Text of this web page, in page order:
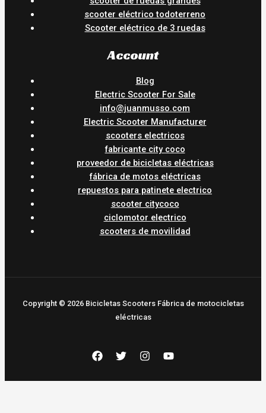
scooter eléctrico todoterreno
Scooter eléctrico de 3 ruedas
Account
Blog
Electric Scooter For Sale
info@juanmusso.com
Electric Scooter Manufacturer
scooters electricos
fabricante city coco
proveedor de bicicletas eléctricas
fábrica de motos eléctricas
repuestos para patinete electrico
scooter citycoco
ciclomotor electrico
scooters de movilidad
Copyright © 2026 Bicicletas Scooters Fábrica de motocicletas
eléctricas